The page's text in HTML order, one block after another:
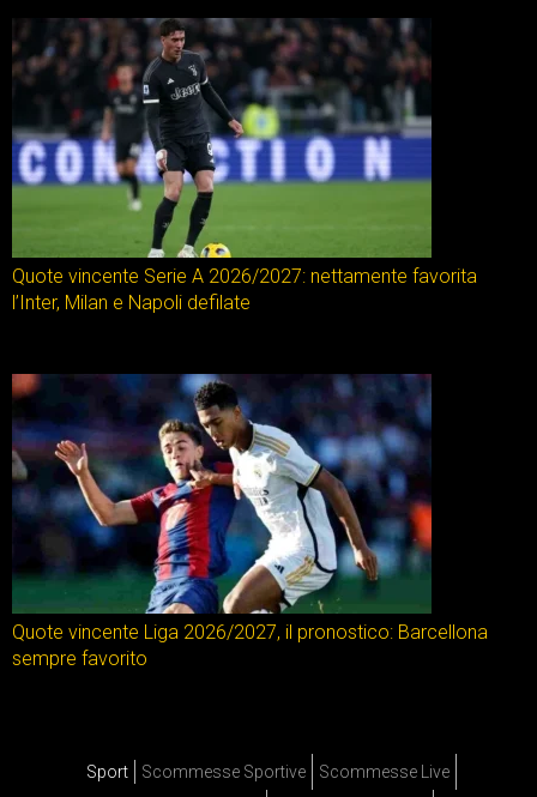
Quote vincente Serie A 2026/2027: nettamente favorita
l’Inter, Milan e Napoli defilate
Quote vincente Liga 2026/2027, il pronostico: Barcellona
sempre favorito
Sport Scommesse Sportive
Scommesse Live